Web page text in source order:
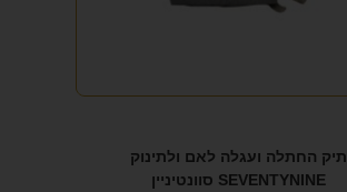
תיק החתלה ועגלה לאם ולתינוק
SEVENTYNINE סוונטיניין